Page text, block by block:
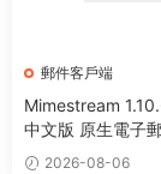
郵件客戶端
Mimestream
中文版 原生電子
2026-08-06